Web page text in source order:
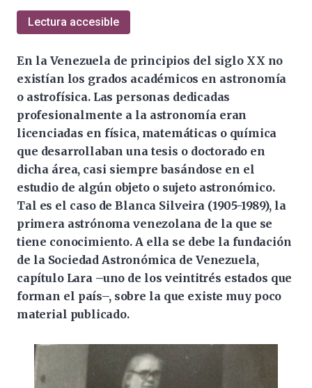
Lectura accesible
En la Venezuela de principios del siglo XX no
existían los grados académicos en astronomía
o astrofísica. Las personas dedicadas
profesionalmente a la astronomía eran
licenciadas en física, matemáticas o química
que desarrollaban una tesis o doctorado en
dicha área, casi siempre basándose en el
estudio de algún objeto o sujeto astronómico.
Tal es el caso de Blanca Silveira (1905-1989), la
primera astrónoma venezolana de la que se
tiene conocimiento. A ella se debe la fundación
de la Sociedad Astronómica de Venezuela,
capítulo Lara –uno de los veintitrés estados que
forman el país–, sobre la que existe muy poco
material publicado.